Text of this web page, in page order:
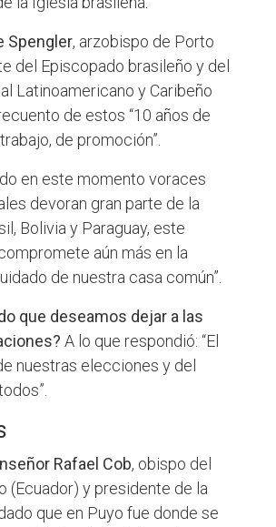
Spengler, arzobispo de Porto
del Episcopado brasileño y del
Latinoamericano y Caribeño
de estos “10 años de
de promoción”.
en este momento voraces
devoran gran parte de la
Bolivia y Paraguay, este
aún más en la
de nuestra casa común”.
que deseamos dejar a las
A lo que respondió: “El
nuestras elecciones y del
Rafael Cob, obispo del
(Ecuador) y presidente de la
que en Puyo fue donde se